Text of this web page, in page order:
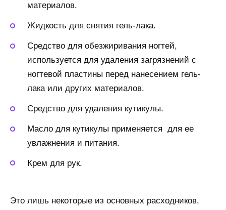
материалов.
Жидкость для снятия гель-лака.
Средство для обезжиривания ногтей,
используется для удаления загрязнений с
ногтевой пластины перед нанесением гель-
лака или других материалов.
Средство для удаления кутикулы.
Масло для кутикулы применяется для ее
увлажнения и питания.
Крем для рук.
Это лишь некоторые из основных расходников,